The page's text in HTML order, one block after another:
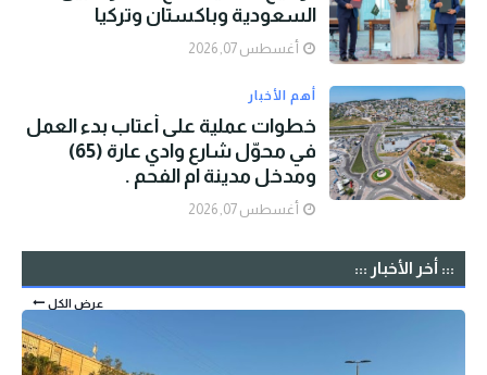
السعودية وباكستان وتركيا
أغسطس 07, 2026
أهم الأخبار
خطوات عملية على أعتاب بدء العمل
في محوّل شارع وادي عارة (65)
ومدخل مدينة ام الفحم .
أغسطس 07, 2026
::: أخر الأخبار :::
عرض الكل